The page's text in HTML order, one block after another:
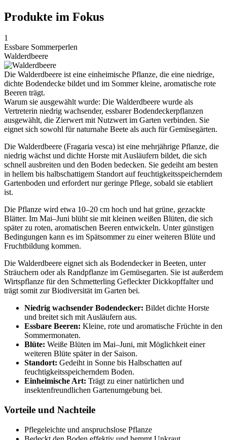
Produkte im Fokus
1
Essbare Sommerperlen
Walderdbeere
Die Walderdbeere ist eine einheimische Pflanze, die eine niedrige,
dichte Bodendecke bildet und im Sommer kleine, aromatische rote
Beeren trägt.
Warum sie ausgewählt wurde: Die Walderdbeere wurde als
Vertreterin niedrig wachsender, essbarer Bodendeckerpflanzen
ausgewählt, die Zierwert mit Nutzwert im Garten verbinden. Sie
eignet sich sowohl für naturnahe Beete als auch für Gemüsegärten.
Die Walderdbeere (Fragaria vesca) ist eine mehrjährige Pflanze, die
niedrig wächst und dichte Horste mit Ausläufern bildet, die sich
schnell ausbreiten und den Boden bedecken. Sie gedeiht am besten
in hellem bis halbschattigem Standort auf feuchtigkeitsspeicherndem
Gartenboden und erfordert nur geringe Pflege, sobald sie etabliert
ist.
Die Pflanze wird etwa 10–20 cm hoch und hat grüne, gezackte
Blätter. Im Mai–Juni blüht sie mit kleinen weißen Blüten, die sich
später zu roten, aromatischen Beeren entwickeln. Unter günstigen
Bedingungen kann es im Spätsommer zu einer weiteren Blüte und
Fruchtbildung kommen.
Die Walderdbeere eignet sich als Bodendecker in Beeten, unter
Sträuchern oder als Randpflanze im Gemüsegarten. Sie ist außerdem
Wirtspflanze für den Schmetterling Gefleckter Dickkopffalter und
trägt somit zur Biodiversität im Garten bei.
Niedrig wachsender Bodendecker: Bildet dichte Horste
und breitet sich mit Ausläufern aus.
Essbare Beeren: Kleine, rote und aromatische Früchte in den
Sommermonaten.
Blüte: Weiße Blüten im Mai–Juni, mit Möglichkeit einer
weiteren Blüte später in der Saison.
Standort: Gedeiht in Sonne bis Halbschatten auf
feuchtigkeitsspeicherndem Boden.
Einheimische Art: Trägt zu einer natürlichen und
insektenfreundlichen Gartenumgebung bei.
Vorteile und Nachteile
Pflegeleichte und anspruchslose Pflanze